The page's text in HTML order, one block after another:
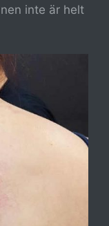
inte är helt